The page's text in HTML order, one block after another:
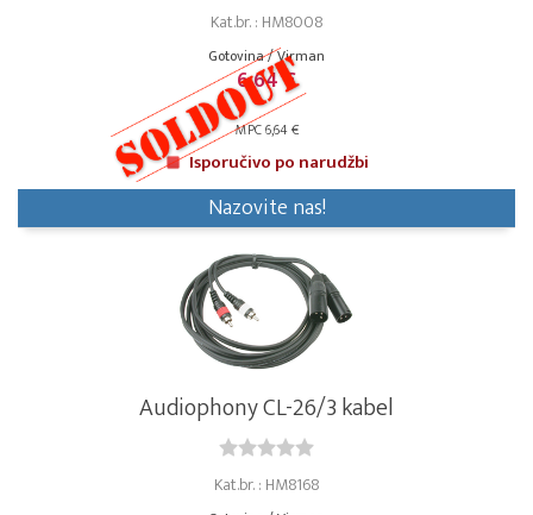
Kat.br. : HM8008
Gotovina / Virman
6,64 €
MPC 6,64 €
Isporučivo po narudžbi
Nazovite nas!
Audiophony CL-26/3 kabel
Kat.br. : HM8168